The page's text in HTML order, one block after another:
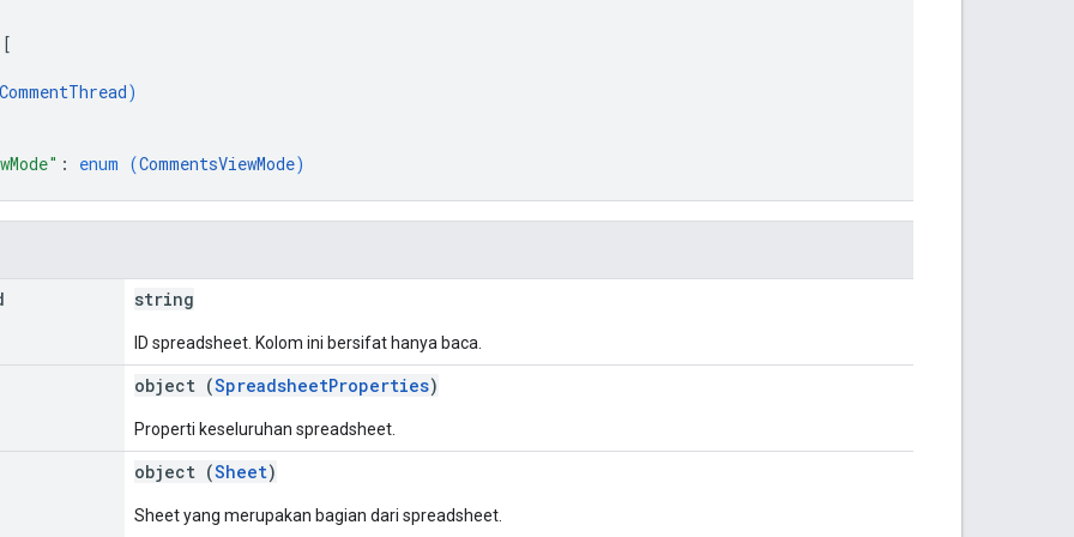
[
CommentThread)
: enum (CommentsViewMode)
string
ID spreadsheet. Kolom ini bersifat hanya baca.
object (SpreadsheetProperties)
Properti keseluruhan spreadsheet.
object (Sheet)
Sheet yang merupakan bagian dari spreadsheet.